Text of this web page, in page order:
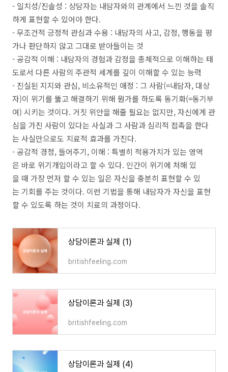
- 일치성/진솔성 : 상담자는 내담자와의 관계에서 느낀 것을 솔직
하게 표현할 수 있어야 한다.
- 무조건적 긍정적 관심과 수용 : 내담자의 사고, 감정, 행동을 평
가나 판단하지 않고 그대로 받아들이는 것​
- 공감적 이해 : 내담자의 경험과 감정을 총체적으로 이해하는 태
도로서 다른 사람의 주관적 세계를 깊이 ​이해할 수 있는 능력
- 진실된 지지와 관심, 비소유적인 애정 : 그 사람(=내담자, 대상
자)이 위기를 뚫고 해결하기 위해 뭔가를 하도록 동기화(=동기부
여) 시키는 것이다. 거짓 위안을 해줄 필요는 없지만, 자신에게 관
심을 가진 사람이 있다는 사실과 그 사람과 심리적 접촉을 한다
는 사실만으로도 치료적 효과를 가진다.
- 공감적 경청, 들어주기, 이해 : 특별히 적용가치가 있는 영역
은 바로 위기개입이라고 할 수 있다. 인간이 위기에 처해 있
을 때 가장 먼저 할 수 있는 일은 자신을 충분히 표현할 수 있
는 기회를 주는 것이다. 이런 기법을 통해 내담자가 자신을 표현
할 수 있도록 하는 것이 치료의 과정이다.
상담이론과 실제 (1)
britishfeeling.com
상담이론과 실제 (3)
britishfeeling.com
상담이론과 실제 (4)